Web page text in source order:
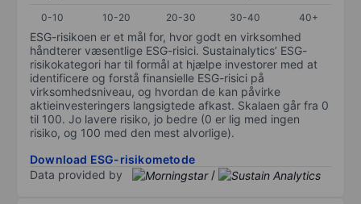
0-10
10-20 20-30 30-40 40+
ESG-risikoen er et mål for, hvor godt en virksomhed
håndterer væsentlige ESG-risici. Sustainalytics’ ESG-
risikokategori har til formål at hjælpe investorer med at
identificere og forstå finansielle ESG-risici på
virksomhedsniveau, og hvordan de kan påvirke
aktieinvesteringers langsigtede afkast. Skalaen går fra 0
til 100. Jo lavere risiko, jo bedre (0 er lig med ingen
risiko, og 100 med den mest alvorlige).
Download ESG-risikometode
Data provided by
/